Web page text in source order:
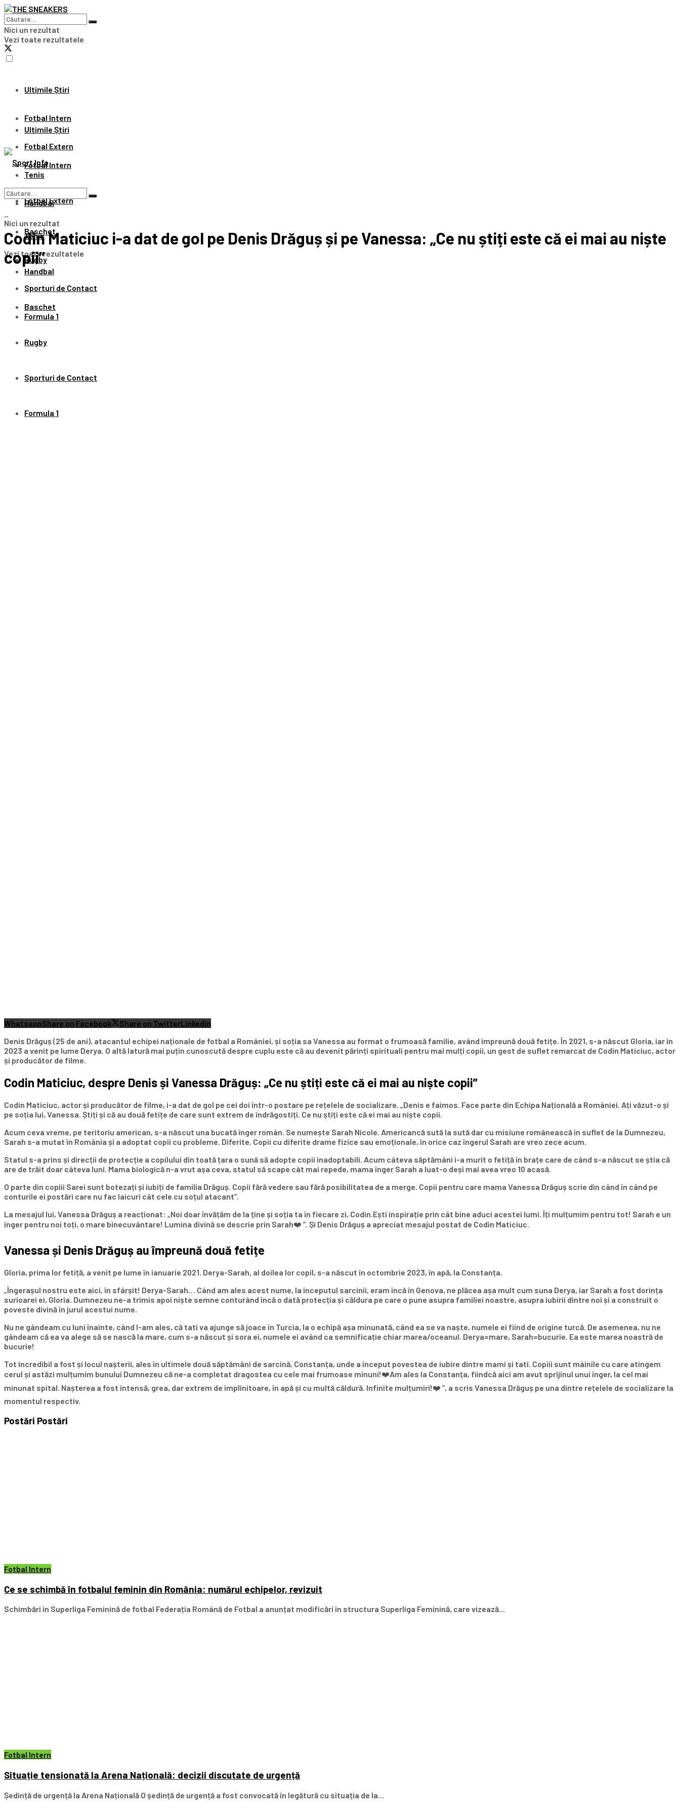
Nici un rezultat
Vezi toate rezultatele
Ultimile Știri
Fotbal Intern
Fotbal Extern
Tenis
Handbal
Baschet
Rugby
Sporturi de Contact
Formula 1
Ultimile Știri
Fotbal Intern
Fotbal Extern
Tenis
Handbal
Baschet
Rugby
Sporturi de Contact
Formula 1
Nici un rezultat
Vezi toate rezultatele
Codin Maticiuc i-a dat de gol pe Denis Drăguș și pe Vanessa: „Ce nu știți este că ei mai au niște
copii”
WhatsappShare on Facebook Share on TwitterLinkedin
Denis Drăguș (25 de ani), atacantul echipei naționale de fotbal a României, și soția sa Vanessa au format o frumoasă familie, având împreună două fetițe. În 2021, s-a născut Gloria, iar în
2023 a venit pe lume Derya. O altă latură mai puțin cunoscută despre cuplu este că au devenit părinți spirituali pentru mai mulți copii, un gest de suflet remarcat de Codin Maticiuc, actor
și producător de filme.
Codin Maticiuc, despre Denis și Vanessa Drăguș: „Ce nu știți este că ei mai au niște copii”
Codin Maticiuc, actor și producător de filme, i-a dat de gol pe cei doi într-o postare pe rețelele de socializare. „Denis e faimos. Face parte din Echipa Națională a României. Ați văzut-o și
pe soția lui, Vanessa. Știți și că au două fetițe de care sunt extrem de îndrăgostiți. Ce nu știți este că ei mai au niște copii.
Acum ceva vreme, pe teritoriu american, s-a născut una bucată înger român. Se numește Sarah Nicole. Americancă sută la sută dar cu misiune românească în suflet de la Dumnezeu,
Sarah s-a mutat în România și a adoptat copii cu probleme. Diferite. Copii cu diferite drame fizice sau emoționale, în orice caz îngerul Sarah are vreo zece acum.
Statul s-a prins și direcții de protecție a copilului din toată țara o sună să adopte copii inadoptabili. Acum câteva săptămâni i-a murit o fetiță în brațe care de când s-a născut se știa că
are de trăit doar câteva luni. Mama biologică n-a vrut așa ceva, statul să scape cât mai repede, mama înger Sarah a luat-o deși mai avea vreo 10 acasă.
O parte din copiii Sarei sunt botezați și iubiți de familia Drăguș. Copii fără vedere sau fără posibilitatea de a merge. Copii pentru care mama Vanessa Drăguș scrie din când în când pe
conturile ei postări care nu fac laicuri cât cele cu soțul atacant”.
La mesajul lui, Vanessa Drăguș a reacționat: „Noi doar învățăm de la ține și soția ta în fiecare zi, Codin.Ești inspirație prin cât bine aduci acestei lumi. Îți mulțumim pentru tot! Sarah e un
înger pentru noi toți, o mare binecuvântare! Lumina divină se descrie prin Sarah❤️ ”. Și Denis Drăguș a apreciat mesajul postat de Codin Maticiuc.
Vanessa și Denis Drăguș au împreună două fetițe
Gloria, prima lor fetiță, a venit pe lume în ianuarie 2021. Derya-Sarah, al doilea lor copil, s-a născut în octombrie 2023, în apă, la Constanța.
„Îngerașul nostru este aici, în sfârșit! Derya-Sarah… Când am ales acest nume, la începutul sarcinii, eram încă în Genova, ne plăcea așa mult cum suna Derya, iar Sarah a fost dorința
surioarei ei, Gloria. Dumnezeu ne-a trimis apoi niște semne conturând încă o dată protecția și căldura pe care o pune asupra familiei noastre, asupra iubirii dintre noi și a construit o
poveste divină în jurul acestui nume.
Nu ne gândeam cu luni înainte, când l-am ales, că tati va ajunge să joace în Turcia, la o echipă așa minunată, când ea se va naște, numele ei fiind de origine turcă. De asemenea, nu ne
gândeam că ea va alege să se nască la mare, cum s-a născut și sora ei, numele ei având ca semnificație chiar marea/oceanul. Derya=mare, Sarah=bucurie. Ea este marea noastră de
bucurie!
Tot incredibil a fost și locul nașterii, ales în ultimele două săptămâni de sarcină, Constanța, unde a început povestea de iubire dintre mami și tati. Copiii sunt mâinile cu care atingem
cerul și astăzi mulțumim bunului Dumnezeu că ne-a completat dragostea cu cele mai frumoase minuni!❤️Am ales la Constanța, fiindcă aici am avut sprijinul unui înger, la cel mai
minunat spital. Nașterea a fost intensă, grea, dar extrem de împlinitoare, în apă și cu multă căldură. Infinite mulțumiri!❤️ ”, a scris Vanessa Drăguș pe una dintre rețelele de socializare la
momentul respectiv.
Postări Postări
Fotbal Intern
Ce se schimbă în fotbalul feminin din România: numărul echipelor, revizuit
Schimbări în Superliga Feminină de fotbal Federația Română de Fotbal a anunțat modificări în structura Superliga Feminină, care vizează...
Fotbal Intern
Situație tensionată la Arena Națională: decizii discutate de urgență
Ședință de urgență la Arena Națională O ședință de urgență a fost convocată în legătură cu situația de la...